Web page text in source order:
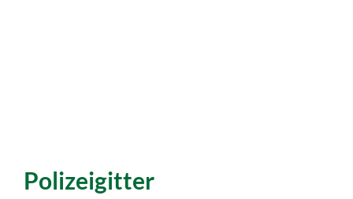
Polizeigitter